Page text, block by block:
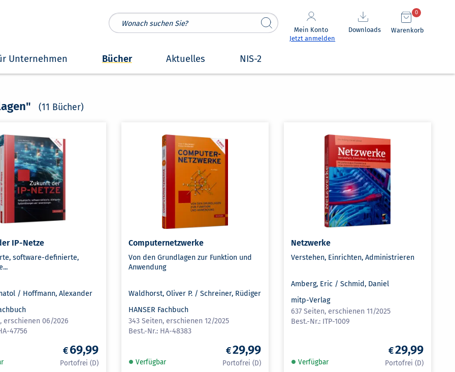
Mein Konto
Jetzt anmelden
Downloads Warenkorb
0
Unternehmen Bücher Aktuelles NIS-2
(11 Bücher)
IP-Netze
software-definierte,
/ Hoffmann, Alexander
erschienen 06/2026
47756
69,99
Computernetzwerke
Von den Grundlagen zur Funktion und
Anwendung
Waldhorst, Oliver P. / Schreiner, Rüdiger
HANSER Fachbuch
343 Seiten, erschienen 12/2025
HA-48383
Verfügbar
29,99
Netzwerke
Verstehen, Einrichten, Administrieren
Amberg, Eric / Schmid, Daniel
mitp-Verlag
637 Seiten, erschienen 11/2025
ITP-1009
Verfügbar
29,99